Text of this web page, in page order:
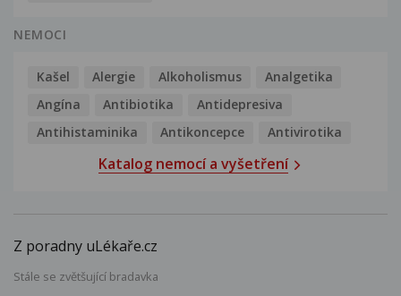
NEMOCI
Kašel Alergie Alkoholismus
Analgetika
Angína
Antibiotika
Antidepresiva
Antihistaminika
Antikoncepce Antivirotika
Katalog nemocí a vyšetření
Z poradny uLékaře.cz
Stále se zvětšující bradavka